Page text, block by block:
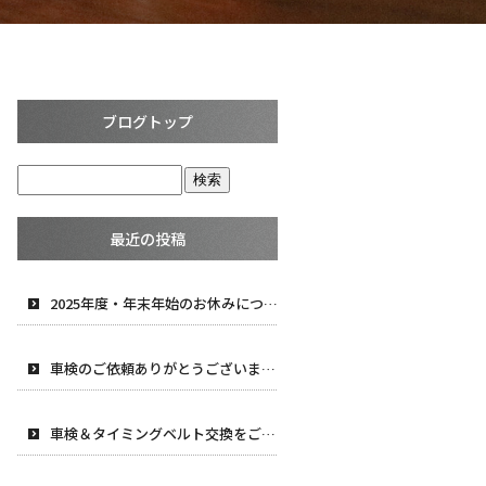
ブログトップ
最近の投稿
2025年度・年末年始のお休みについて
車検のご依頼ありがとうございます！
車検＆タイミングベルト交換をご依頼頂きました！